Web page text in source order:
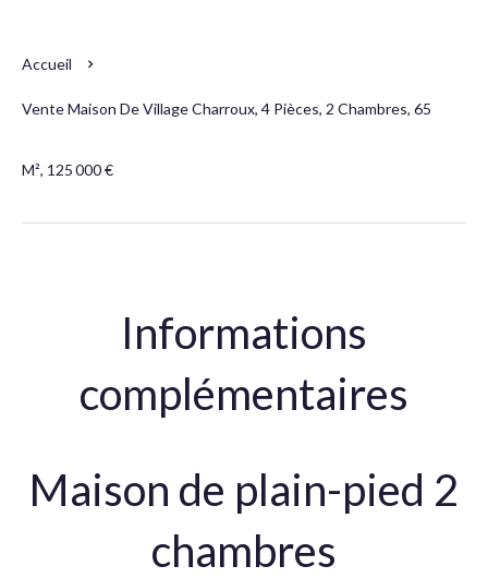
Accueil
Vente Maison De Village Charroux, 4 Pièces, 2 Chambres, 65
M², 125 000 €
Informations
complémentaires
Maison de plain-pied 2
chambres